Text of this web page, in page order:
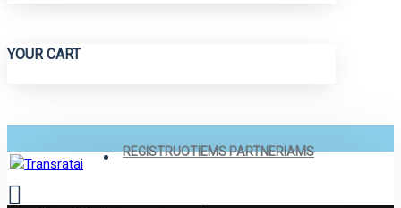
YOUR CART
REGISTRUOTIEMS PARTNERIAMS